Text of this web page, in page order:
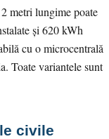
metri lungime poate
și 620 kWh
cu o microcentrală
Toate variantele sunt
civile